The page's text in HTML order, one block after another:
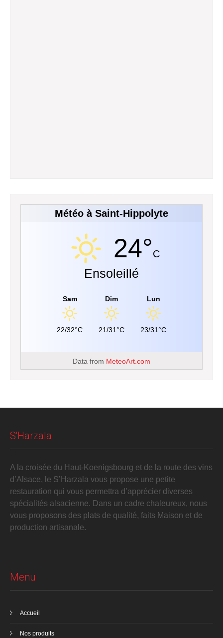
Météo à Saint-Hippolyte
24°C
Ensoleillé
Sam
22/32°C
Dim
21/31°C
Lun
23/31°C
Data from MeteoArt.com
S'Harzala
A la croisée du Haut-Koenigsbourg et de la route des vins
d’Alsace, le S’Harzala vous propose une petite
restauration qui vous permettra d’apprécier diverses
spécialités alsacienne. Dans un cadre chaleureux, nous
vous proposons des plats de qualité, faits Maison et de
production artisanale.
Menu
Accueil
Nos produits